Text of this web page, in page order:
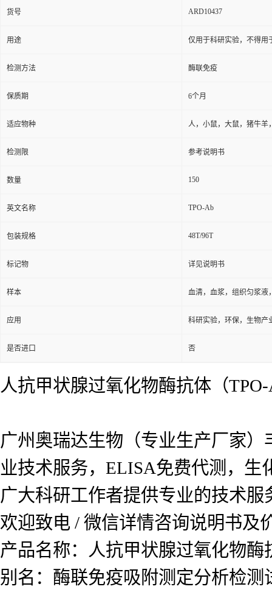
货号 ARD10437
用途 仅用于科研实验，不得用
检测方法 酶联免疫
保质期 6个月
适应物种 人，小鼠，大鼠，猪牛羊
检测限 参考说明书
数量 150
英文名称 TPO-Ab
包装规格 48T/96T
标记物 详见说明书
样本 血清，血浆，组织匀浆液
应用 科研实验，环保，生物产
是否进口 否
人抗甲状腺过氧化物酶抗体（
广州奥瑞达生物（专业生产厂家
业技术服务，ELISA免费代测，生
广大科研工作者提供专业的技术
欢迎致电 / 微信详情咨询说明书及
产品名称：人抗甲状腺过氧化物
别名：酶联免疫吸附测定分析检测